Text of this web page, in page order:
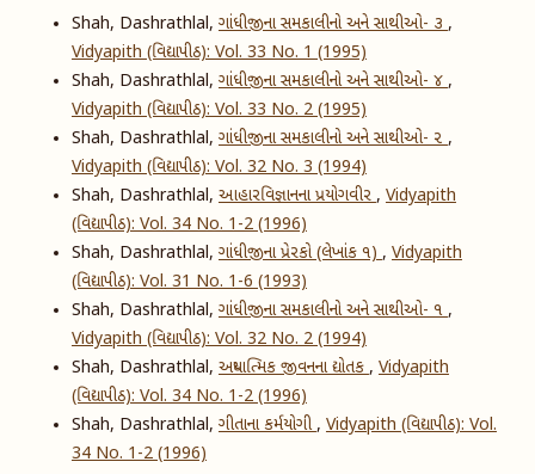
Shah, Dashrathlal, ગાંધીજીના સમકાલીનો અને સાથીઓ- ૩,
Vidyapith (વિદ્યાપીઠ): Vol. 33 No. 1 (1995)
Shah, Dashrathlal, ગાંધીજીના સમકાલીનો અને સાથીઓ- ૪,
Vidyapith (વિદ્યાપીઠ): Vol. 33 No. 2 (1995)
Shah, Dashrathlal, ગાંધીજીના સમકાલીનો અને સાથીઓ- ૨,
Vidyapith (વિદ્યાપીઠ): Vol. 32 No. 3 (1994)
Shah, Dashrathlal, આહારવિજ્ઞાનના પ્રયોગવીર, Vidyapith
(વિદ્યાપીઠ): Vol. 34 No. 1-2 (1996)
Shah, Dashrathlal, ગાંધીજીના પ્રેરકો (લેખાંક ૧), Vidyapith
(વિદ્યાપીઠ): Vol. 31 No. 1-6 (1993)
Shah, Dashrathlal, ગાંધીજીના સમકાલીનો અને સાથીઓ- ૧,
Vidyapith (વિદ્યાપીઠ): Vol. 32 No. 2 (1994)
Shah, Dashrathlal, અધ્યાત્મિક જીવનના દ્યોતક, Vidyapith
(વિદ્યાપીઠ): Vol. 34 No. 1-2 (1996)
Shah, Dashrathlal, ગીતાના કર્મયોગી, Vidyapith (વિદ્યાપીઠ): Vol.
34 No. 1-2 (1996)